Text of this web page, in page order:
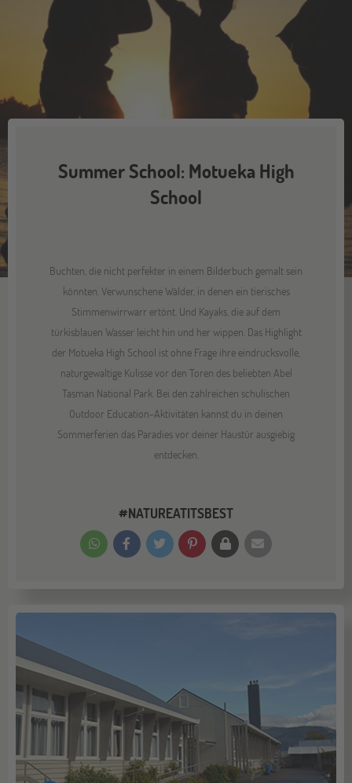
Summer School: Motueka High
School
Buchten, die nicht perfekter in einem Bilderbuch gemalt sein
könnten. Verwunschene Wälder, in denen ein tierisches
Stimmenwirrwarr ertönt. Und Kayaks, die auf dem
türkisblauen Wasser leicht hin und her wippen. Das Highlight
der Motueka High School ist ohne Frage ihre eindrucksvolle,
naturgewaltige Kulisse vor den Toren des beliebten Abel
Tasman National Park. Bei den zahlreichen schulischen
Outdoor Education-Aktivitäten kannst du in deinen
Sommerferien das Paradies vor deiner Haustür ausgiebig
entdecken.
#NATUREATITSBEST